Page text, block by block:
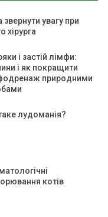
звернути увагу при
хірурга
і застій лімфи:
і як покращити
природними
лудоманія?
котів